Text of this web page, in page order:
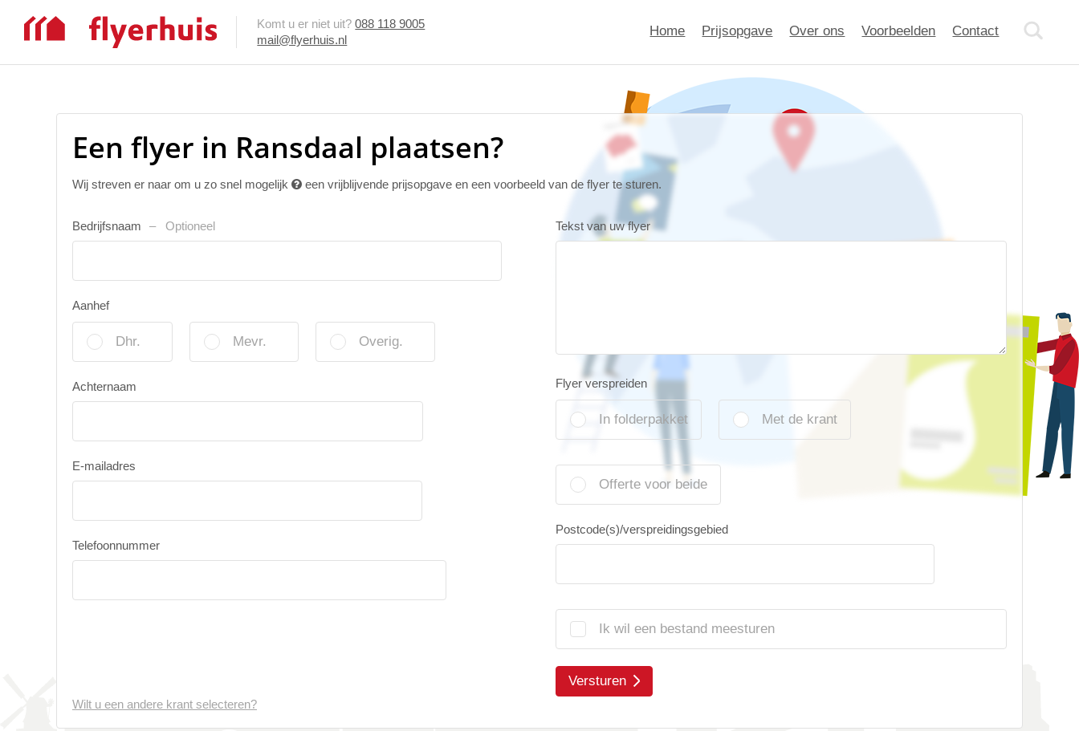
Komt u er niet uit? 088 118 9005
mail@flyerhuis.nl
Home Prijsopgave Over ons Voorbeelden Contact
Een flyer in Ransdaal plaatsen?
Wij streven er naar om u zo snel mogelijk een vrijblijvende prijsopgave en een voorbeeld van de flyer te sturen.
Bedrijfsnaam Optioneel
Aanhef
Dhr. Mevr. Overig.
Achternaam
E-mailadres
Telefoonnummer
Tekst van uw flyer
Flyer verspreiden
In folderpakket Met de krant
Offerte voor beide
Postcode(s)/verspreidingsgebied
Ik wil een bestand meesturen
Versturen
Wilt u een andere krant selecteren?